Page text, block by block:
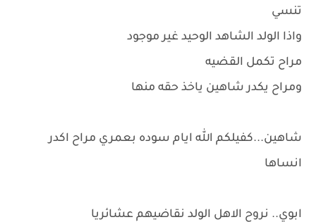
تنسي
واذا الولد الشاهد الوحيد غير موجود
مراح تكمل القضيه
ومراح يكدر شاهين ياخذ حقه منها
شاهين...كفيلكم الله ايام سوده بعمري مراح اكدر
انساها
ابوي.. نروح الاهل الولد نقاضيهم عشائريا